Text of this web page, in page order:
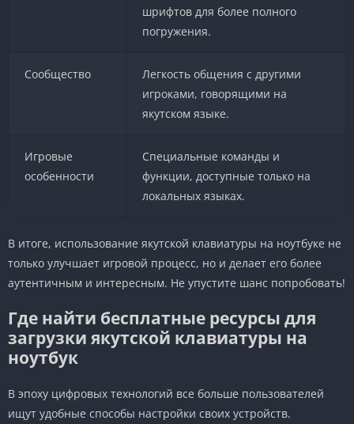
шрифтов для более полного
погружения.
Сообщество
Легкость общения с другими
игроками, говорящими на
якутском языке.
Игровые
особенности
Специальные команды и
функции, доступные только на
локальных языках.
В итоге, использование якутской клавиатуры на ноутбуке не
только улучшает игровой процесс, но и делает его более
аутентичным и интересным. Не упустите шанс попробовать!
Где найти бесплатные ресурсы для
загрузки якутской клавиатуры на
ноутбук
В эпоху цифровых технологий все больше пользователей
ищут удобные способы настройки своих устройств.